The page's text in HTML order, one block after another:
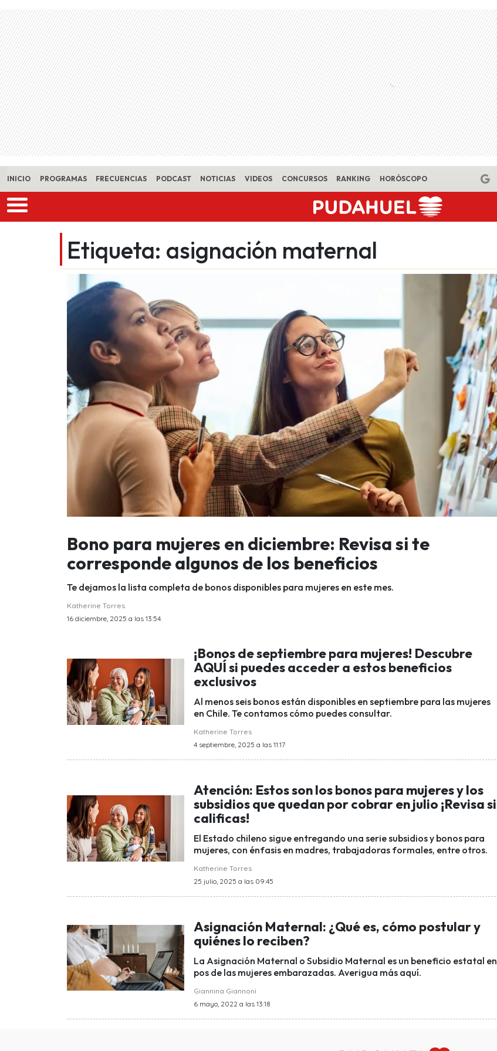
Skip to main content
INICIO PROGRAMAS FRECUENCIAS PODCAST NOTICIAS VIDEOS CONCURSOS RANKING HORÓSCOPO
Etiqueta: asignación maternal
Bono para mujeres en diciembre: Revisa si te
corresponde algunos de los beneficios
Te dejamos la lista completa de bonos disponibles para mujeres en este mes.
Katherine Torres
16 diciembre, 2025 a las 13:54
¡Bonos de septiembre para mujeres! Descubre
AQUÍ si puedes acceder a estos beneficios
exclusivos
Al menos seis bonos están disponibles en septiembre para las mujeres
en Chile. Te contamos cómo puedes consultar.
Katherine Torres
4 septiembre, 2025 a las 11:17
Atención: Estos son los bonos para mujeres y los
subsidios que quedan por cobrar en julio ¡Revisa si
calificas!
El Estado chileno sigue entregando una serie subsidios y bonos para
mujeres, con énfasis en madres, trabajadoras formales, entre otros.
Katherine Torres
25 julio, 2025 a las 09:45
Asignación Maternal: ¿Qué es, cómo postular y
quiénes lo reciben?
La Asignación Maternal o Subsidio Maternal es un beneficio estatal en
pos de las mujeres embarazadas. Averigua más aquí.
Giannina Giannoni
6 mayo, 2022 a las 13:18